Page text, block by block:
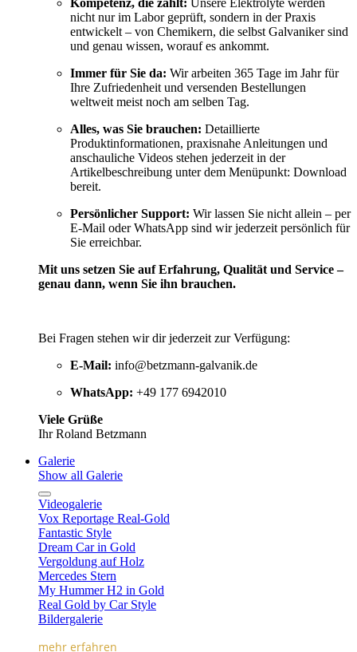
Kompetenz, die zählt: Unsere Elektrolyte werden
nicht nur im Labor geprüft, sondern in der Praxis
entwickelt – von Chemikern, die selbst Galvaniker sind
und genau wissen, worauf es ankommt.
Immer für Sie da: Wir arbeiten 365 Tage im Jahr für
Ihre Zufriedenheit und versenden Bestellungen
weltweit meist noch am selben Tag.
Alles, was Sie brauchen: Detaillierte
Produktinformationen, praxisnahe Anleitungen und
anschauliche Videos stehen jederzeit in der
Artikelbeschreibung unter dem Menüpunkt: Download
bereit.
Persönlicher Support: Wir lassen Sie nicht allein – per
E-Mail oder WhatsApp sind wir jederzeit persönlich für
Sie erreichbar.
Mit uns setzen Sie auf Erfahrung, Qualität und Service –
genau dann, wenn Sie ihn brauchen.
Bei Fragen stehen wir dir jederzeit zur Verfügung:
E-Mail: info@betzmann-galvanik.de
WhatsApp: +49 177 6942010
Viele Grüße
Ihr Roland Betzmann
Galerie
Show all Galerie
Videogalerie
Vox Reportage Real-Gold
Fantastic Style
Dream Car in Gold
Vergoldung auf Holz
Mercedes Stern
My Hummer H2 in Gold
Real Gold by Car Style
Bildergalerie
mehr erfahren